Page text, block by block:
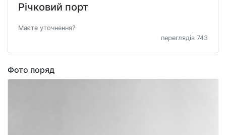
Річковий порт
Маєте уточнення?
переглядів 743
Фото поряд